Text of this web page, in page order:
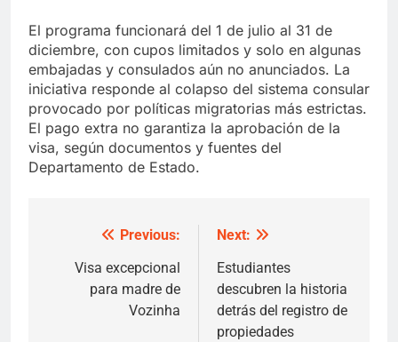
El programa funcionará del 1 de julio al 31 de
diciembre, con cupos limitados y solo en algunas
embajadas y consulados aún no anunciados. La
iniciativa responde al colapso del sistema consular
provocado por políticas migratorias más estrictas.
El pago extra no garantiza la aprobación de la
visa, según documentos y fuentes del
Departamento de Estado.
navigation
Previous:
Visa excepcional
para madre de
Vozinha
Next:
Estudiantes
descubren la historia
detrás del registro de
propiedades